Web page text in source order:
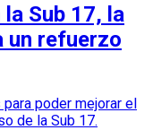
Sub 17, la
un refuerzo
poder mejorar el
de la Sub 17.